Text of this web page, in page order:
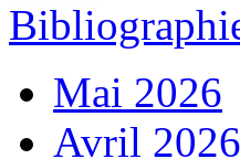
Mai 2026
Avril 2026